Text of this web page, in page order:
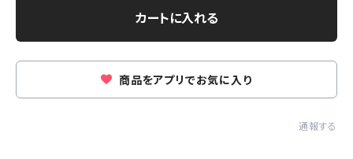
カートに入れる
商品をアプリでお気に入り
通報する